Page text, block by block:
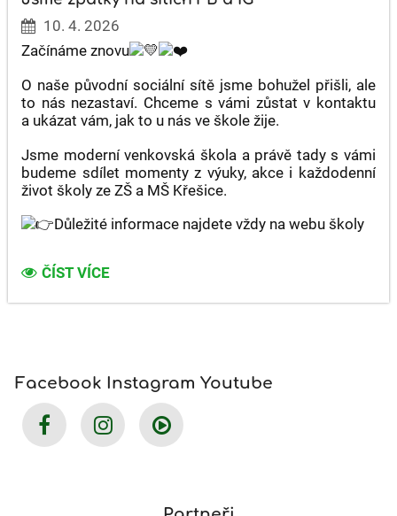
A
DOPAMINOVÁ
PAST:
10. 4. 2026
Začínáme znovu
O naše původní sociální sítě jsme bohužel přišli, ale
to nás nezastaví. Chceme s vámi zůstat v kontaktu
a ukázat vám, jak to u nás ve škole žije.
Jsme moderní venkovská škola a právě tady s vámi
budeme sdílet momenty z výuky, akce i každodenní
život školy ze ZŠ a MŠ Křešice.
Důležité informace najdete vždy na webu školy
JSME
NA
IG:
ČÍST VÍCE
Facebook Instagram Youtube